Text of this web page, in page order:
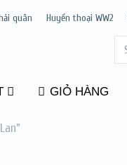
quân Huyền thoại WW2
GIỎ HÀNG